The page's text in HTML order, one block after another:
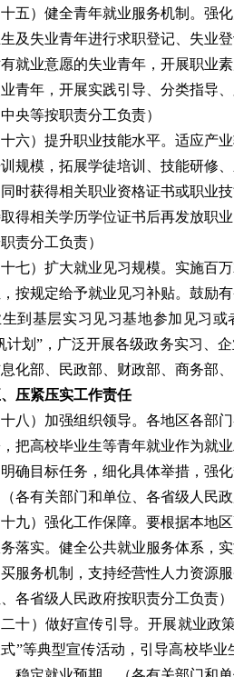
十五）健全青年就业服务机制。 强
及失业青年进行求职登记、失业
就业意愿的失业青年，开展职业
青年，开展实践引导、分类指导
央等按职责分工负责）
十六）提升职业技能水平。 适应产
规模，拓展学徒培训、技能研修
时获得相关职业资格证书或职业
得相关学历学位证书后再发放职
责分工负责）
十七）扩大就业见习规模。 实施百
按规定给予就业见习补贴。鼓励
到基层实习见习基地参加见习
计划”，广泛开展各级政务实习、
化部、民政部、财政部、商务部
压紧压实工作责任
十八）加强组织领导。 各地区各部
把高校毕业生等青年就业作为就
确目标任务，细化具体举措，强
（各有关部门和单位、各省级人民
十九）强化工作保障。 要根据本地
落实。健全公共就业服务体系，
服务机制，支持经营性人力资源
各省级人民政府按职责分工负责）
二十）做好宣传引导。开展就业政
”等典型宣传活动，引导高校毕